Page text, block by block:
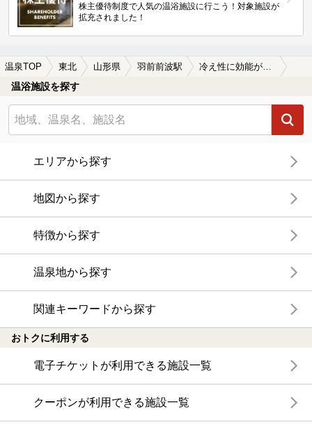
株主優待制度で人気の温浴施設に行こう！対象施設が
拡充されました！
温泉TOP 東北 山形県 羽前前波駅
温浴施設を探す
エリアから探す
地図から探す
特徴から探す
温泉地から探す
関連キーワードから探す
おトクに利用する
電子チケットが利用できる施設一覧
クーポンが利用できる施設一覧